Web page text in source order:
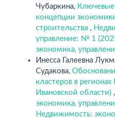
Чубаркина, Ключевые
концепции
строительства ,
управление: № 1
экономика,
Инесса Галеевна
Судакова,
кластеров в
Ивановской области) ,
экономика,
Недвижимость: